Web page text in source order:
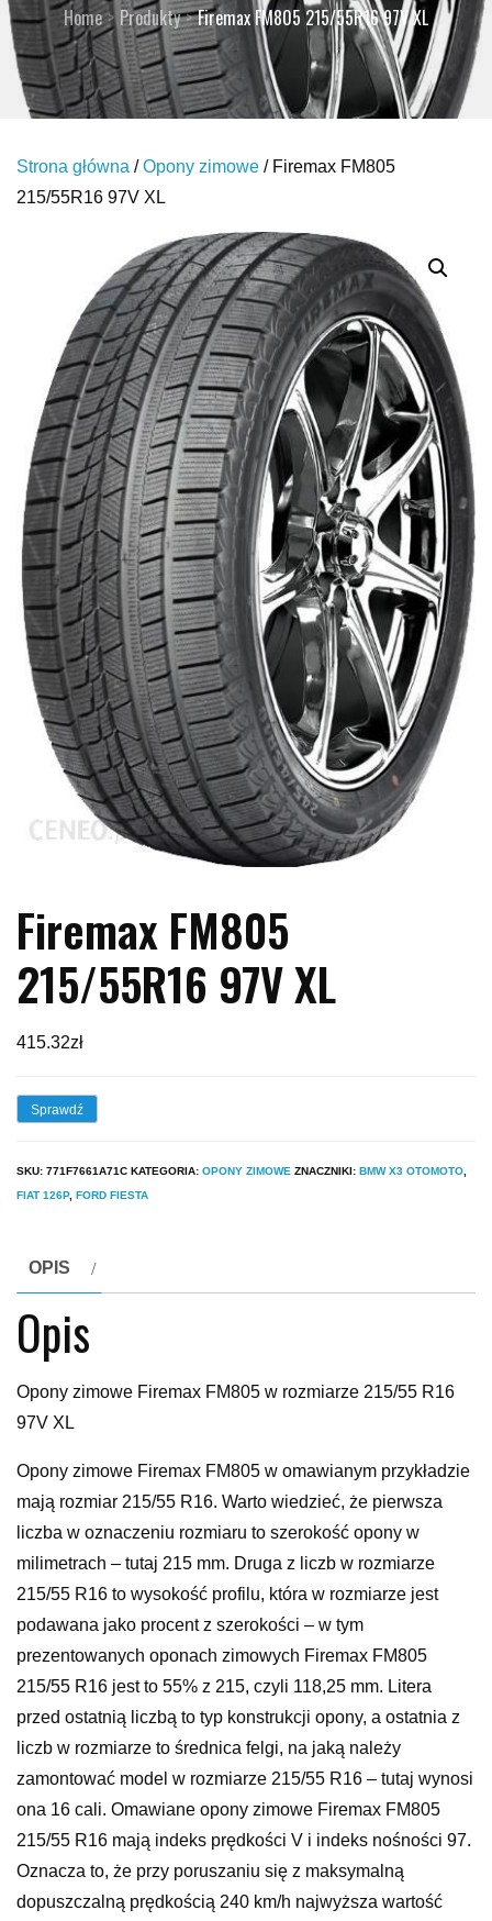
Home Produkty Firemax FM805 215/55R16 97V XL
Strona główna /Opony zimowe / Firemax FM805
215/55R16 97V XL
Firemax FM805
215/55R16 97V XL
415.32zł
Sprawdź
SKU: 771F7661A71C KATEGORIA: OPONY ZIMOWE ZNACZNIKI: BMW X3 OTOMOTO
FIAT 126P, FORD FIESTA
OPIS
Opis
Opony zimowe Firemax FM805 w rozmiarze 215/55 R16
97V XL
Opony zimowe Firemax FM805 w omawianym przykładzie
mają rozmiar 215/55 R16. Warto wiedzieć, że pierwsza
liczba w oznaczeniu rozmiaru to szerokość opony w
milimetrach – tutaj 215 mm. Druga z liczb w rozmiarze
215/55 R16 to wysokość profilu, która w rozmiarze jest
podawana jako procent z szerokości – w tym
prezentowanych oponach zimowych Firemax FM805
215/55 R16 jest to 55% z 215, czyli 118,25 mm. Litera
przed ostatnią liczbą to typ konstrukcji opony, a ostatnia z
liczb w rozmiarze to średnica felgi, na jaką należy
zamontować model w rozmiarze 215/55 R16 – tutaj wynosi
ona 16 cali. Omawiane opony zimowe Firemax FM805
215/55 R16 mają indeks prędkości V i indeks nośności 97.
Oznacza to, że przy poruszaniu się z maksymalną
dopuszczalną prędkością 240 km/h najwyższa wartość